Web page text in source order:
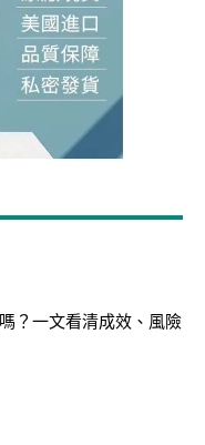
？一文看清成效、風險